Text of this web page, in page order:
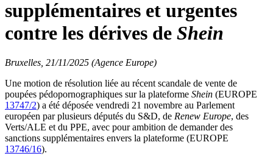
supplémentaires et urgentes
contre les dérives de Shein
Bruxelles, 21/11/2025 (Agence Europe)
Une motion de résolution liée au récent scandale de vente de
poupées pédopornographiques sur la plateforme Shein (EUROPE
13747/2) a été déposée vendredi 21 novembre au Parlement
européen par plusieurs députés du S&D, de Renew Europe, des
Verts/ALE et du PPE, avec pour ambition de demander des
sanctions supplémentaires envers la plateforme (EUROPE
13746/16).